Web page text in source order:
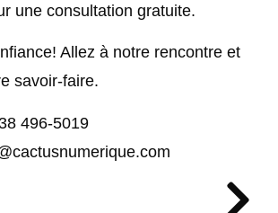
une consultation gratuite.
Allez à notre rencontre et
savoir-faire.
496-5019